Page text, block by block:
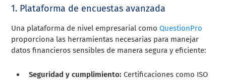
1. Plataforma de encuestas avanzada
Una plataforma de nivel empresarial comoQuestionPro
proporciona las herramientas necesarias para manejar
datos financieros sensibles de manera segura y eficiente:
Seguridad y cumplimiento: Certificaciones como ISO